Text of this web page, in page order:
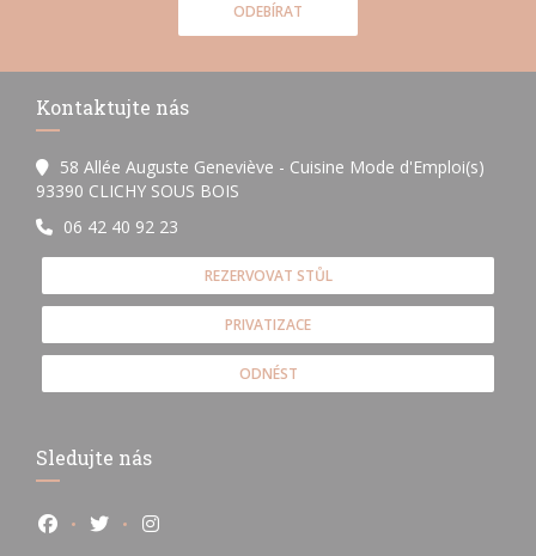
ODEBÍRAT
Kontaktujte nás
58 Allée Auguste Geneviève - Cuisine Mode d'Emploi(s)
93390 CLICHY SOUS BOIS
06 42 40 92 23
REZERVOVAT STŮL
PRIVATIZACE
ODNÉST
Sledujte nás
Facebook ((otevře se v novém okně))
Twitter ((otevře se v novém okně))
Instagram ((otevře se v novém okně))